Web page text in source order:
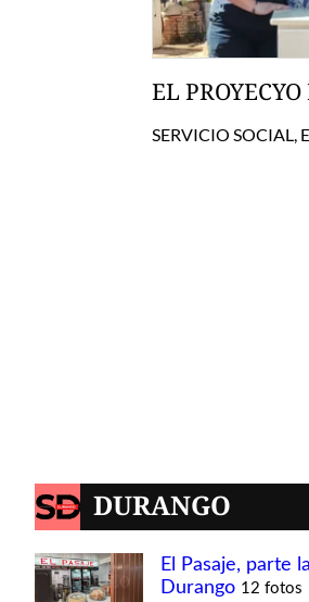
EL
SERVICIO SOCIAL,
DURANGO